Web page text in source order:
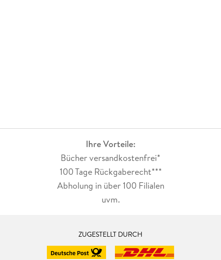
Ihre Vorteile:
Bücher versandkostenfrei*
100 Tage Rückgaberecht***
Abholung in über 100 Filialen
uvm.
ZUGESTELLT DURCH